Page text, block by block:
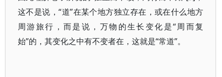
这不是说，“道”在某个地方独立存在，或在什么地方
周游旅行，而是说，万物的生长变化是“周而复
始”的，其变化之中有不变者在，这就是“常道”。